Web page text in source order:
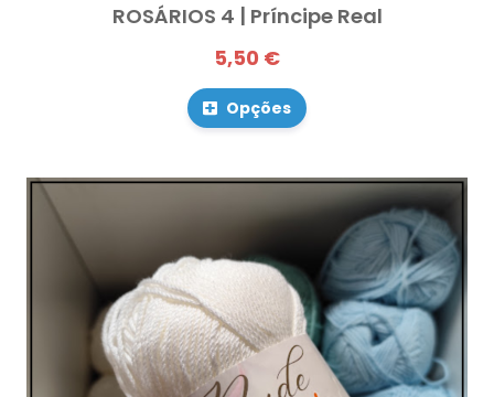
ROSÁRIOS 4 | Príncipe Real
5,50 €
Opções